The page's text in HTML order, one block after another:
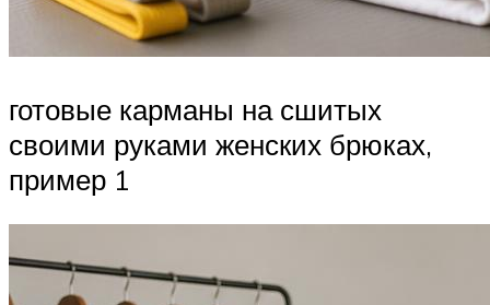
готовые карманы на сшитых
своими руками женских брюках,
пример 1